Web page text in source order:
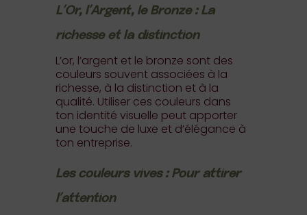
L’Or, l’Argent, le Bronze : La
richesse et la distinction
L’or, l’argent et le bronze sont des
couleurs souvent associées à la
richesse, à la distinction et à la
qualité. Utiliser ces couleurs dans
ton identité visuelle peut apporter
une touche de luxe et d’élégance à
ton entreprise.
Les couleurs vives : Pour attirer
l’attention